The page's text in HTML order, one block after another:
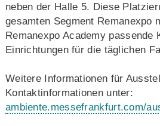
neben der Halle 5. Diese
gesamten Segment Remanexpo
Remanexpo Academy passende
Einrichtungen für die täglichen
Weitere Informationen für
Kontaktinformationen unter:
ambiente.messefrankfurt.com/